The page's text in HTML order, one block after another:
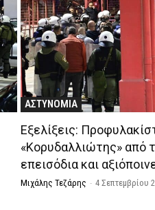
ΑΣΤΥΝΟΜΙΑ
Εξελίξεις:
«Κορυδαλλιώτης» από
επεισόδια και
Μιχάλης Τεζάρης - 4 Σεπτεμβρίου